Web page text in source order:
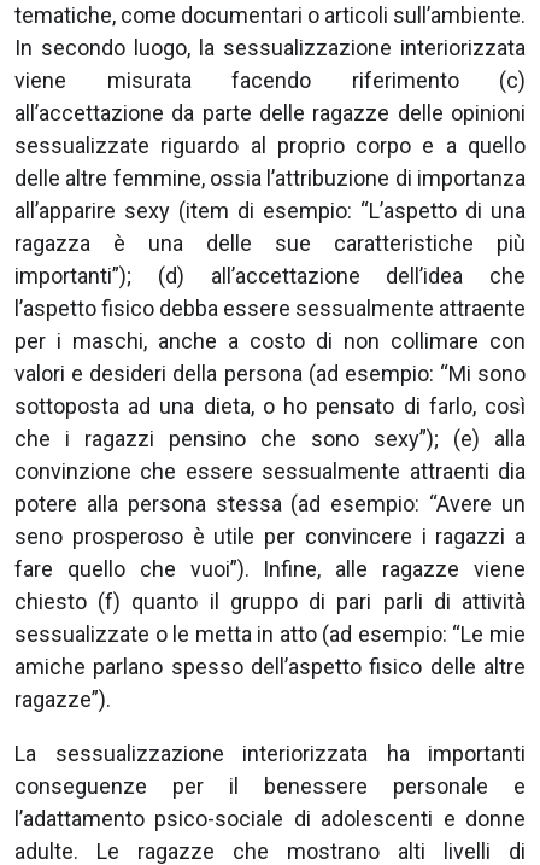
tematiche, come documentari o articoli sull’ambiente.
In secondo luogo, la sessualizzazione interiorizzata
viene misurata facendo riferimento (c)
all’accettazione da parte delle ragazze delle opinioni
sessualizzate riguardo al proprio corpo e a quello
delle altre femmine, ossia l’attribuzione di importanza
all’apparire sexy (item di esempio: “L’aspetto di una
ragazza è una delle sue caratteristiche più
importanti”); (d) all’accettazione dell’idea che
l’aspetto fisico debba essere sessualmente attraente
per i maschi, anche a costo di non collimare con
valori e desideri della persona (ad esempio: “Mi sono
sottoposta ad una dieta, o ho pensato di farlo, così
che i ragazzi pensino che sono sexy”); (e) alla
convinzione che essere sessualmente attraenti dia
potere alla persona stessa (ad esempio: “Avere un
seno prosperoso è utile per convincere i ragazzi a
fare quello che vuoi”). Infine, alle ragazze viene
chiesto (f) quanto il gruppo di pari parli di attività
sessualizzate o le metta in atto (ad esempio: “Le mie
amiche parlano spesso dell’aspetto fisico delle altre
ragazze”).
La sessualizzazione interiorizzata ha importanti
conseguenze per il benessere personale e
l’adattamento psico-sociale di adolescenti e donne
adulte. Le ragazze che mostrano alti livelli di